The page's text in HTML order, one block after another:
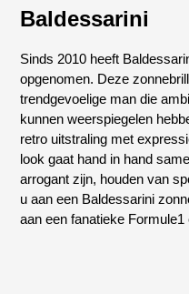
Baldessarini
Sinds 2010 heeft
opgenomen. Deze
trendgevoelige man die
kunnen weerspiegelen
retro uitstraling met
look gaat hand in hand
arrogant zijn, houden van
u aan een Baldessarini
aan een fanatieke Formule1